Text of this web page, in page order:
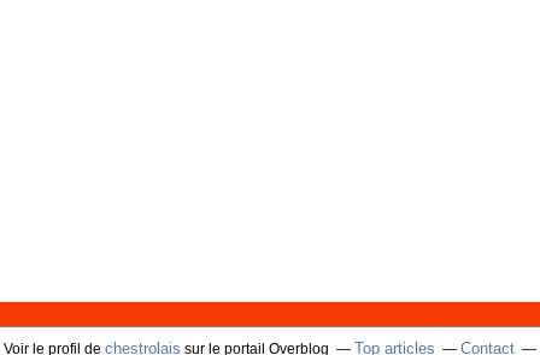
Voir le profil de chestrolais sur le portail Overblog Top articles Contact